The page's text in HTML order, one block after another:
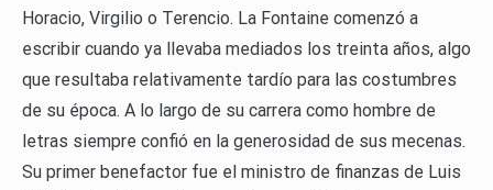
Horacio, Virgilio o Terencio. La Fontaine comenzó a
escribir cuando ya llevaba mediados los treinta años, algo
que resultaba relativamente tardío para las costumbres
de su época. A lo largo de su carrera como hombre de
letras siempre confió en la generosidad de sus mecenas.
Su primer benefactor fue el ministro de finanzas de Luis